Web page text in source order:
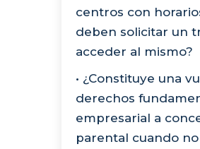
centros con
deben solicitar un
acceder al mismo?
• ¿Constituye una
derechos
empresarial a
parental cuando